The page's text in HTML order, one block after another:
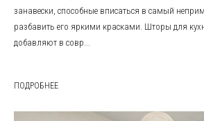
занавески, способные вписаться в самый
разбавить его яркими красками. Шторы для
добавляют в совр...
ПОДРОБНЕЕ